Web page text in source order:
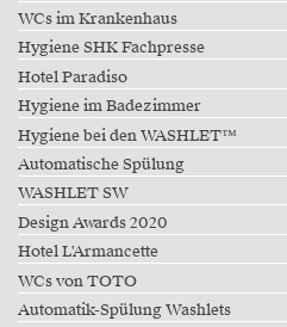
WCs im Krankenhaus
Hygiene SHK Fachpresse
Hotel Paradiso
Hygiene im Badezimmer
Hygiene bei den WASHLET™
Automatische Spülung
WASHLET SW
Design Awards 2020
Hotel L'Armancette
WCs von TOTO
Automatik-Spülung Washlets